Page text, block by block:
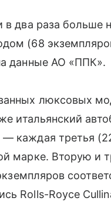
в два раза
(68
данные АО «ППК».
люксовых
итальянский
каждая третья
марке. Вторую и
Rolls-Royce